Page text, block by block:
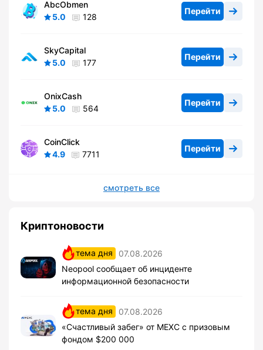
AbcObmen
5.0
128
Перейти
SkyCapital
5.0
177
Перейти
OnixCash
5.0
564
Перейти
CoinClick
4.9
7711
Перейти
смотреть все
Криптоновости
тема дня
07.08.2026
Neopool сообщает об инциденте
информационной безопасности
тема дня
07.08.2026
«Счастливый забег» от MEXC с призовым
фондом $200 000